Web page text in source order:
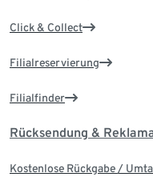
Click & Collect
Filialreservierung
Filialfinder
Rücksendung &
Kostenlose Rückgabe /